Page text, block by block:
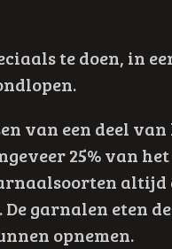
te doen, in
van een deel
25% van
altijd
garnalen eten
opnemen.